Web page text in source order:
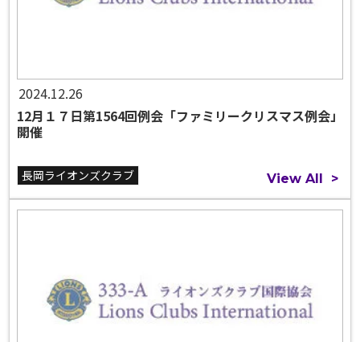
2024.12.26
12月１７日第1564回例会「ファミリークリスマス例会」
開催
長岡ライオンズクラブ View All >